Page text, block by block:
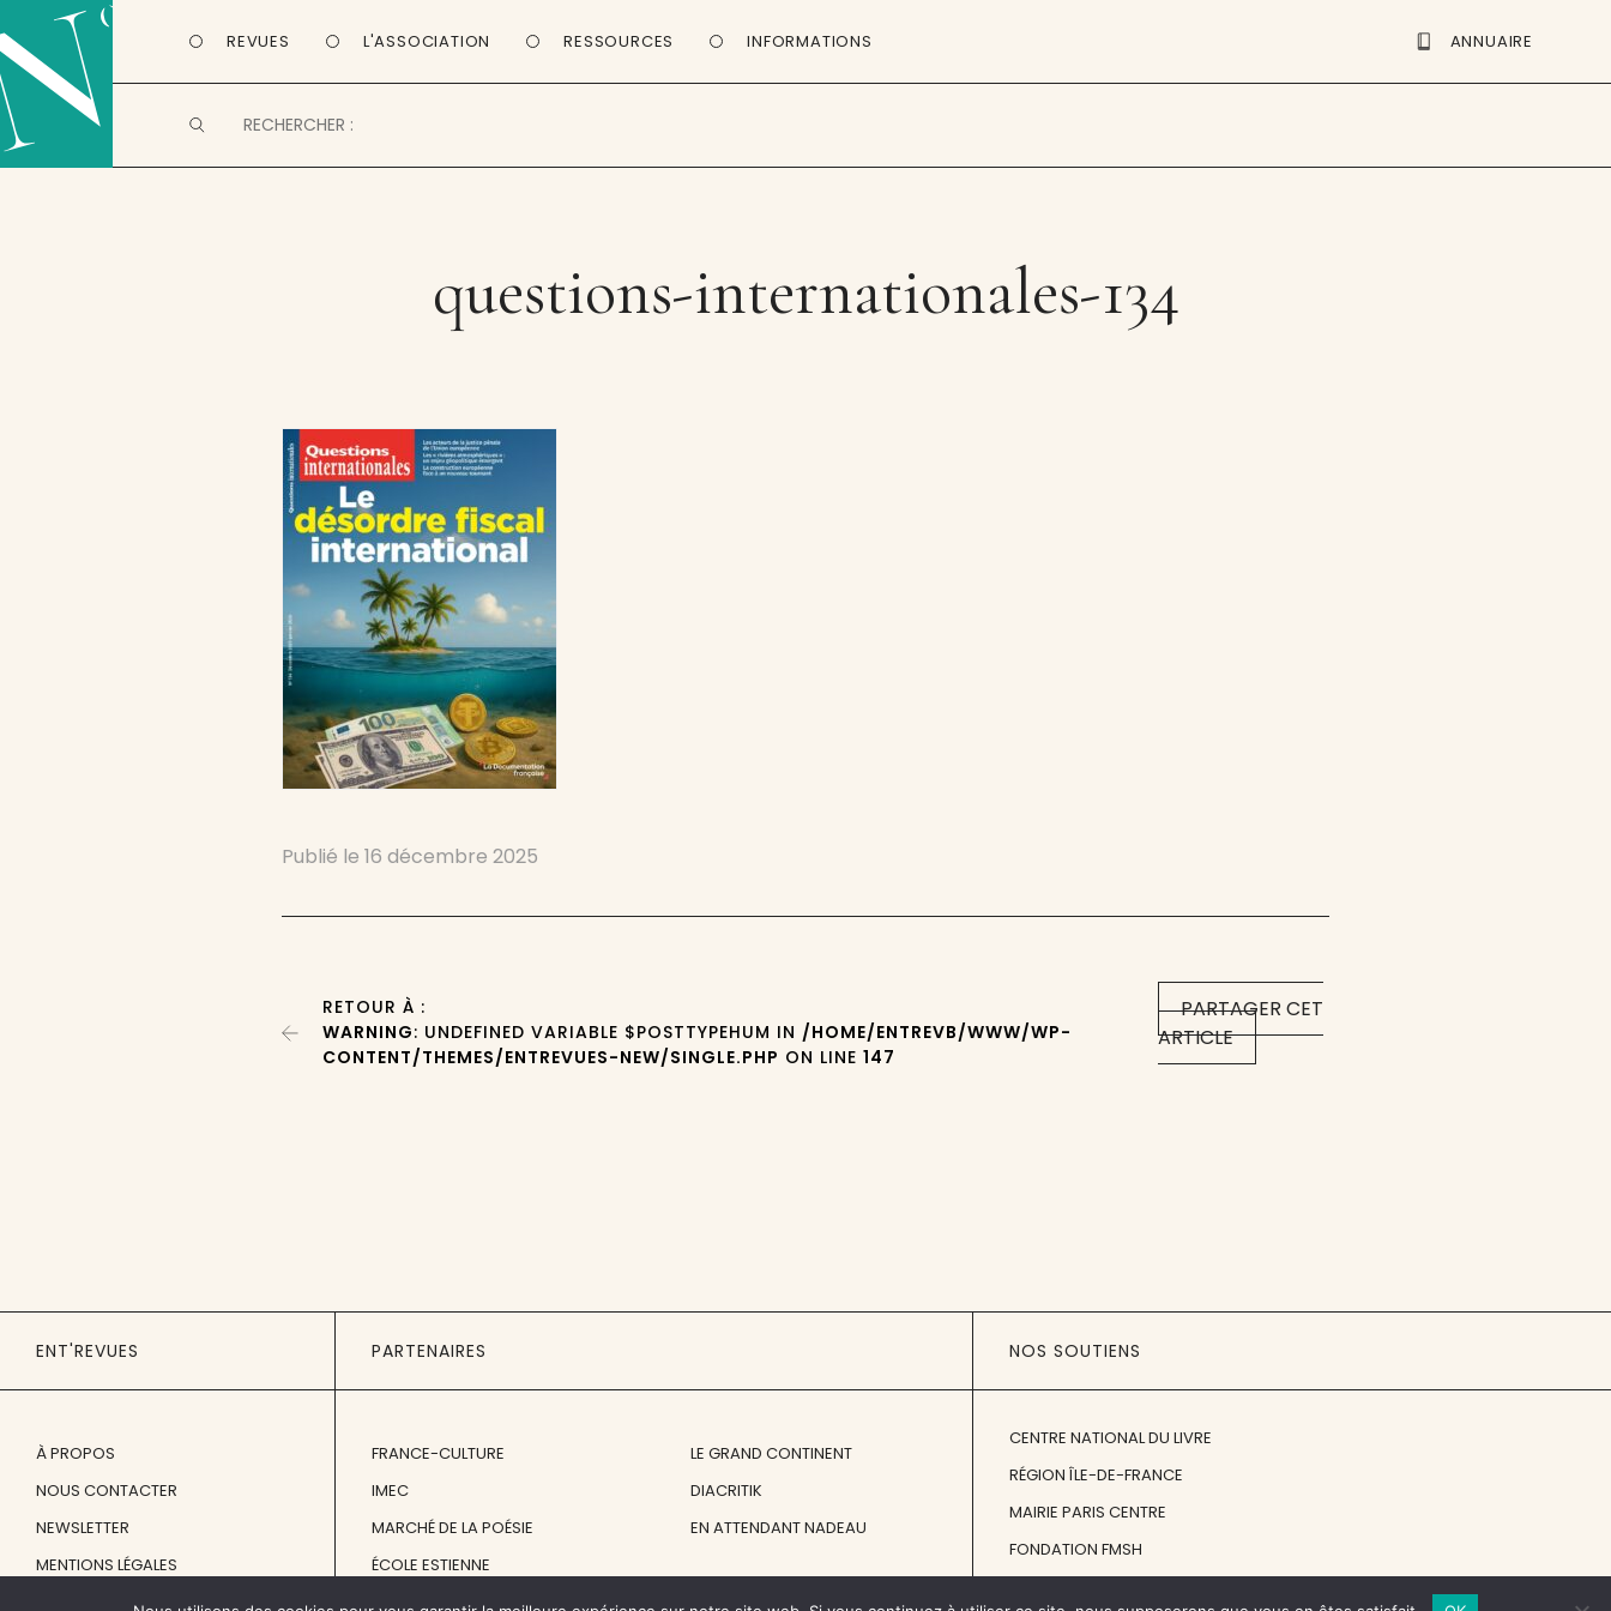
REVUES L'ASSOCIATION RESSOURCES INFORMATIONS ANNUAIRE
questions-internationales-134
Publié le16 décembre 2025
PARTAGER CET
ARTICLE
RETOUR À :
WARNING: UNDEFINED VARIABLE $POSTTYPEHUM IN /HOME/ENTREVB/WWW/WP-
CONTENT/THEMES/ENTREVUES-NEW/SINGLE.PHP ON LINE147
ENT'REVUES
À PROPOS
NOUS CONTACTER
NEWSLETTER
MENTIONS LÉGALES
PARTENAIRES
FRANCE-CULTURE
IMEC
MARCHÉ DE LA POÉSIE
ÉCOLE ESTIENNE
LE GRAND CONTINENT
DIACRITIK
EN ATTENDANT NADEAU
NOS SOUTIENS
CENTRE NATIONAL DU LIVRE
RÉGION ÎLE-DE-FRANCE
MAIRIE PARIS CENTRE
FONDATION FMSH